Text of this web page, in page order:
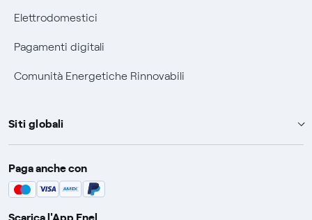
Elettrodomestici
Pagamenti digitali
Comunità Energetiche Rinnovabili
Siti globali
Enel Group
Enel Green Power
Paga anche con
Scarica l'App Enel